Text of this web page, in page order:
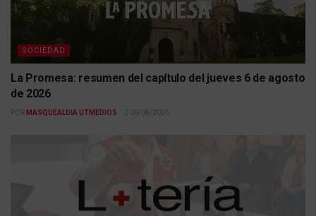
SOCIEDAD
La Promesa: resumen del capítulo del jueves 6 de agosto
de 2026
POR MASQUEALDIA UTMEDIOS 06/08/2026